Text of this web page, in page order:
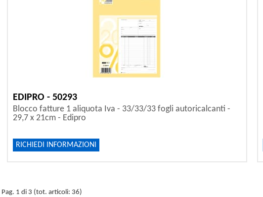
EDIPRO - 50293
Blocco fatture 1 aliquota Iva - 33/33/33 fogli autoricalcanti -
29,7 x 21cm - Edipro
RICHIEDI INFORMAZIONI
Pag. 1 di 3 (tot. articoli: 36)